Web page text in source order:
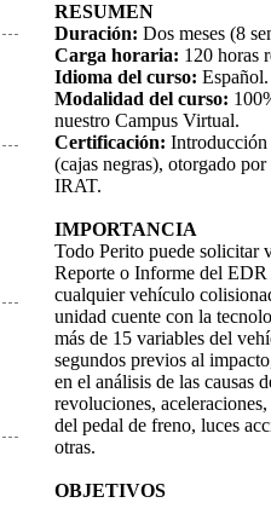
RESUMEN
Duración: Dos meses (8
Carga horaria: 120 horas
Idioma del curso: Español.
Modalidad del curso:
nuestro Campus Virtual.
Certificación: Introducción
(cajas negras), otorgado
IRAT.
IMPORTANCIA
Todo Perito puede solicitar
Reporte o Informe del
cualquier vehículo
unidad cuente con la
más de 15 variables del
segundos previos al
en el análisis de las causas
revoluciones,
del pedal de freno, luces
otras.
OBJETIVOS